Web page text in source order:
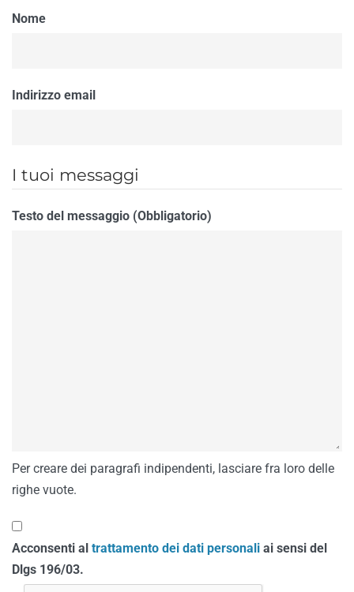
Nome
Indirizzo email
I tuoi messaggi
Testo del messaggio (Obbligatorio)
Per creare dei paragrafi indipendenti, lasciare fra loro delle
righe vuote.
Acconsenti al trattamento dei dati personali ai sensi del
Dlgs 196/03.